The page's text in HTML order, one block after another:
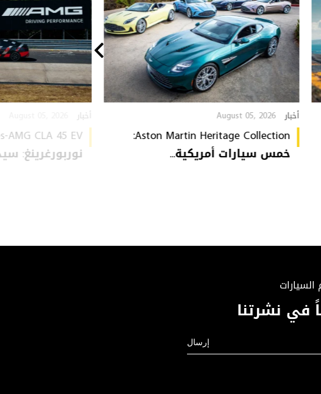
أخبار August 05, 2026
Aston Martin Heritage Collection:
خمس سيارات أمريكية...
أخبار
نوربورغرينغ:
السيارات
في نشرتنا